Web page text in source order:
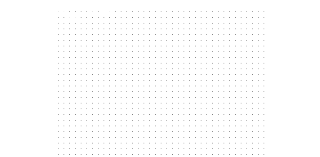
300 x 250